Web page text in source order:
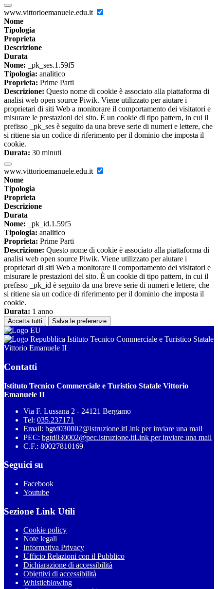
www.vittorioemanuele.edu.it
Nome
Tipologia
Proprieta
Descrizione
Durata
Nome: _pk_ses.1.59f5
Tipologia: analitico
Proprieta: Prime Parti
Descrizione: Questo nome di cookie è associato alla piattaforma di
analisi web open source Piwik. Viene utilizzato per aiutare i
proprietari di siti Web a monitorare il comportamento dei visitatori e
misurare le prestazioni del sito. È un cookie di tipo pattern, in cui il
prefisso _pk_ses è seguito da una breve serie di numeri e lettere, che
si ritiene sia un codice di riferimento per il dominio che imposta il
cookie.
Durata: 30 minuti
www.vittorioemanuele.edu.it
Nome
Tipologia
Proprieta
Descrizione
Durata
Nome: _pk_id.1.59f5
Tipologia: analitico
Proprieta: Prime Parti
Descrizione: Questo nome di cookie è associato alla piattaforma di
analisi web open source Piwik. Viene utilizzato per aiutare i
proprietari di siti Web a monitorare il comportamento dei visitatori e
misurare le prestazioni del sito. È un cookie di tipo pattern, in cui il
prefisso _pk_id è seguito da una breve serie di numeri e lettere, che
si ritiene sia un codice di riferimento per il dominio che imposta il
cookie.
Durata: 1 anno
Accetta tutti Salva le preferenze
Istituto Tecnico Commerciale e Turistico Statale
Vittorio Emanuele II
Contatti
Istituto Tecnico Commerciale e Turistico Statale Vittorio
Emanuele II
Via F. Lussana 2 - 24121 Bergamo
Tel: 035.237171
Email: bgtd030002@istruzione.itLink per inviare una mail
PEC: bgtd030002@pec.istruzione.itLink per inviare una mail
C.F.: 80027810169
Seguici su
Facebook
Youtube
Sezione Link Utili
Cookie policy
Note legali
Informativa Privacy
Ufficio Relazioni con il Pubblico
Dichiarazione di accessibilità
Obiettivi di accessibilità
Whistleblowing